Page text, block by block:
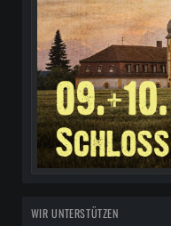
WIR UNTERSTÜTZEN